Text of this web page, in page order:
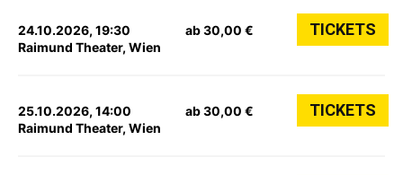
24.10.2026, 19:30
Raimund Theater, Wien
ab 30,00 € TICKETS
25.10.2026, 14:00
Raimund Theater, Wien
ab 30,00 € TICKETS